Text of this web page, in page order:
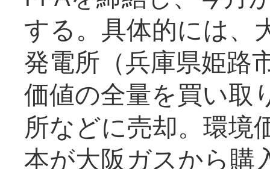
する。具体的には、
発電所（兵庫県姫路
価値の全量を買い取
所などに売却。環境
本が大阪ガスから購